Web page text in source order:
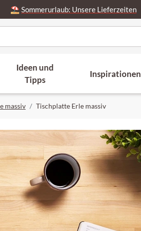
⛱️ Sommerurlaub: Unsere Lieferzeiten
Ideen und
Tipps
Inspirationen
massiv Tischplatte Erle massiv